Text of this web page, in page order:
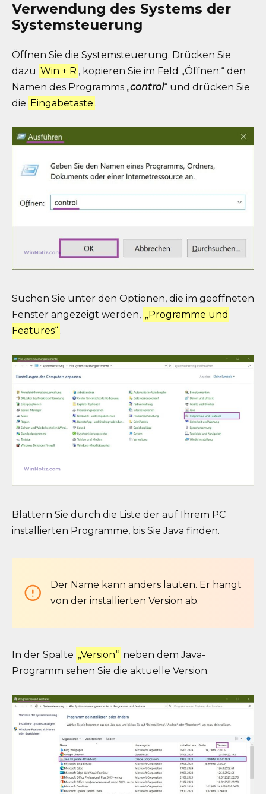
Verwendung des Systems der
Systemsteuerung
Öffnen Sie die Systemsteuerung. Drücken Sie
dazu Win + R , kopieren Sie im Feld „Öffnen:“ den
Namen des Programms „control“ und drücken Sie
die Eingabetaste .
Suchen Sie unter den Optionen, die im geöffneten
Fenster angezeigt werden, „Programme und
Features“ .
Blättern Sie durch die Liste der auf Ihrem PC
installierten Programme, bis Sie Java finden.
Der Name kann anders lauten. Er hängt
von der installierten Version ab.
In der Spalte „Version“ neben dem Java-
Programm sehen Sie die aktuelle Version.